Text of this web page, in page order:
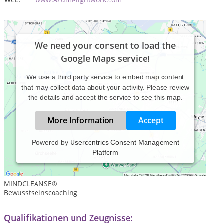
We need your consent to load the
Google Maps service!
We use a third party service to embed map content
that may collect data about your activity. Please review
the details and accept the service to see this map.
More Information Accept
Powered by Usercentrics Consent Management
Platform
Psychologische Beratung
MINDCLEANSE®️
Bewusstseinscoaching
Qualifikationen und Zeugnisse: